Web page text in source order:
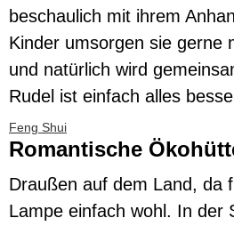
beschaulich mit ihrem
Kinder umsorgen sie gerne
und natürlich wird
Rudel ist einfach alles
Feng Shui
Romantische
Draußen auf dem Land, da
Lampe einfach wohl. In der